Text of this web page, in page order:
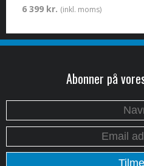
6 399 kr. (inkl. moms)
Abonner på